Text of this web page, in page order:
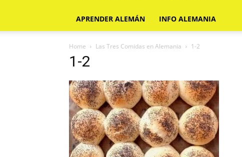
APRENDER ALEMÁN INFO ALEMANIA
Home Las Tres Comidas en Alemania 1-2
1-2